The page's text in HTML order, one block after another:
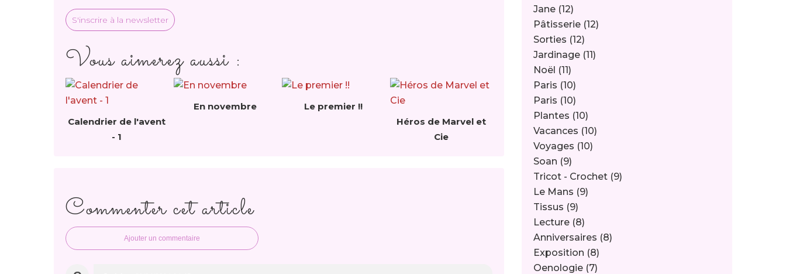
S'inscrire à la newsletter
Vous aimerez aussi :
Calendrier de l'avent
- 1
En novembre
Le premier !!
Héros de Marvel et
Cie
Commenter cet article
Ajouter un commentaire
Jane (12)
Pâtisserie (12)
Sorties (12)
Jardinage (11)
Noël (11)
Paris (10)
Paris (10)
Plantes (10)
Vacances (10)
Voyages (10)
Soan (9)
Tricot - Crochet (9)
Le Mans (9)
Tissus (9)
Lecture (8)
Anniversaires (8)
Exposition (8)
Oenologie (7)